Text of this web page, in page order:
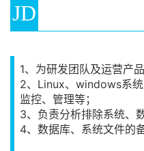
JD
1、为研发团队及运营产
2、Linux、windows系统
监控、管理等；
3、负责分析排除系统、
4、数据库、系统文件的